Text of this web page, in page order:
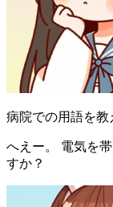
病院での用語を教
へえー。 電気を
すか？